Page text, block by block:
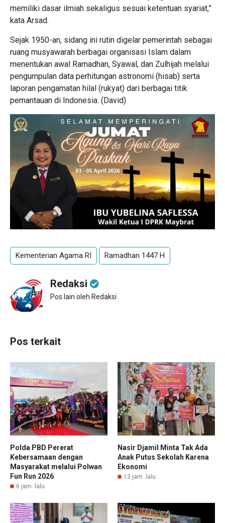
memiliki dasar ilmiah sekaligus sesuai ketentuan syariat,”
kata Arsad.
Sejak 1950-an, sidang ini rutin digelar pemerintah sebagai
ruang musyawarah berbagai organisasi Islam dalam
menentukan awal Ramadhan, Syawal, dan Zulhijah melalui
pengumpulan data perhitungan astronomi (hisab) serta
laporan pengamatan hilal (rukyat) dari berbagai titik
pemantauan di Indonesia. (David)
Kementerian Agama RI Ramadhan 1447 H
Redaksi
Pos lain oleh Redaksi
Pos terkait
Polda PBD Pererat
Kebersamaan dengan
Masyarakat melalui Polwan
Fun Run 2026
6 jam lalu
Nasir Djamil Minta Tak Ada
Anak Putus Sekolah Karena
Ekonomi
13 jam lalu